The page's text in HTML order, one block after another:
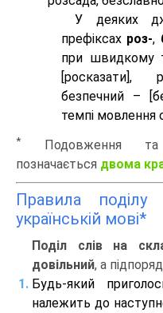
У деяких
префіксах роз-,
при швидкому
[росказати],
безпечний –
темпі мовлення
*
Подовження та
позначається двома
Правила
українській мові*
Поділ слів на
довільний, а
Будь-який
належить до